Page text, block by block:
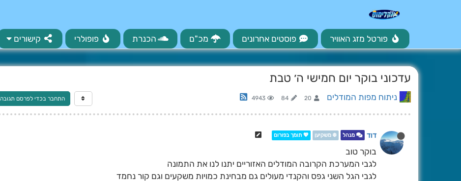
פורטל מזג האוויר פוסטים אחרונים מכ"ם הכנרת פופולרי קישורים
עדכוני בוקר יום חמישי ה׳ טבת
ניתוח מפות המודלים 20
84
4943 התחבר בכדי לפרסם תגובה
דוד מנהל ❄️ משקיען 💖 תומך בפורום
בוקר טוב
לגבי המערכת הקרובה המודלים האזוריים יתנו לנו את התמונה
לגבי הגל השני גפס והקנדי מעולים גם מבחינת כמויות משקעים וגם קור נחמד